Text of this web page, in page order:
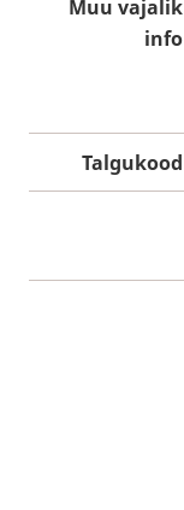
Muu vajalik
info
Talgukood